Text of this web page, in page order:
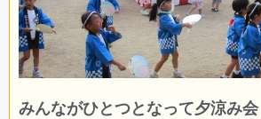
みんながひとつとなって夕涼み会